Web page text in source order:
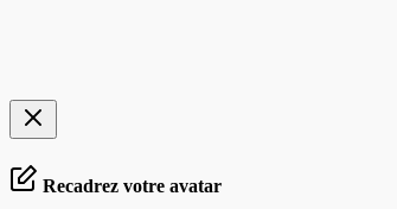
Recadrez votre avatar